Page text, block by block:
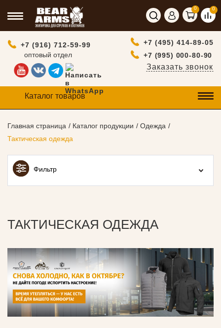
0 0
+7 (916) 712-59-99
оптовый отдел
+7 (495) 414-89-05
+7 (995) 000-80-90
Заказать звонок
Каталог товаров
Главная страница Каталог продукции
Одежда
Тактическая одежда
Фильтр
ТАКТИЧЕСКАЯ ОДЕЖДА